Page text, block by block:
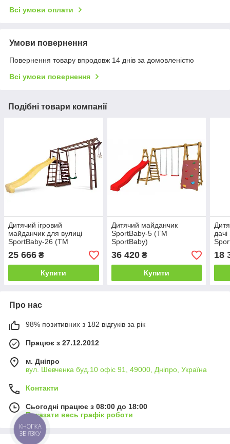
Всі умови оплати
Умови повернення
Повернення товару впродовж 14 днів за домовленістю
Всі умови повернення
Подібні товари компанії
Дитячий ігровий
майданчик для вулиці
SportBaby-26 (ТМ
SportBaby)
25 666 ₴
Купити
Дитячий майданчик
SportBaby-5 (ТМ
SportBaby)
36 420₴
Купити
18
Про нас
98% позитивних з 182 відгуків за рік
Працює з 27.12.2012
м. Дніпро
вул. Шевченка буд.10 офіс 91, 49000, Дніпро, Україна
Контакти
Сьогодні працює з 08:00 до 18:00
Показати весь графік роботи
КНОПКА
ЗВ'ЯЗКУ